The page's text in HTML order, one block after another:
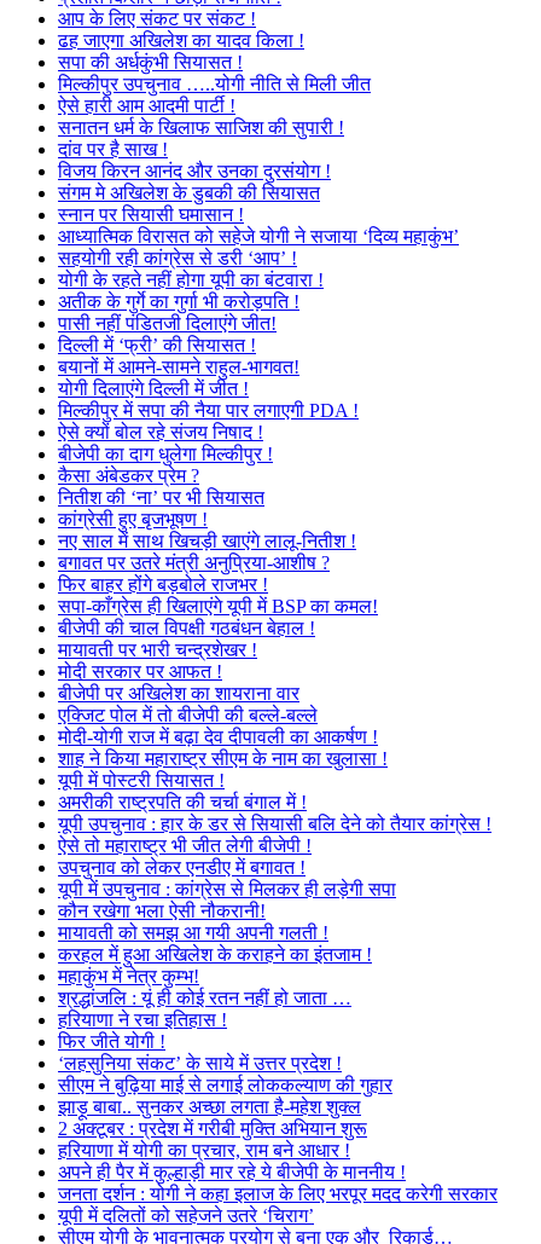
आप के लिए संकट पर संकट !
ढह जाएगा अखिलेश का यादव किला !
सपा की अर्धकुंभी सियासत !
मिल्कीपुर उपचुनाव …..योगी नीति से मिली जीत
ऐसे हारी आम आदमी पार्टी !
सनातन धर्म के खिलाफ साजिश की सुपारी !
दांव पर है साख !
विजय किरन आनंद और उनका दुरसंयोग !
संगम मे अखिलेश के डुबकी की सियासत
स्नान पर सियासी घमासान !
आध्यात्मिक विरासत को सहेजे योगी ने सजाया ‘दिव्य महाकुंभ’
सहयोगी रही कांग्रेस से डरी ‘आप’ !
योगी के रहते नहीं होगा यूपी का बंटवारा !
अतीक के गुर्गे का गुर्गा भी करोड़पति !
पासी नहीं पंडितजी दिलाएंगे जीत!
दिल्ली में ‘फ्री’ की सियासत !
बयानों में आमने-सामने राहुल-भागवत!
योगी दिलाएंगे दिल्ली में जीत !
मिल्कीपुर में सपा की नैया पार लगाएगी PDA !
ऐसे क्यों बोल रहे संजय निषाद !
बीजेपी का दाग धुलेगा मिल्कीपुर !
कैसा अंबेडकर प्रेम ?
नितीश की ‘ना’ पर भी सियासत
कांग्रेसी हुए बृजभूषण !
नए साल में साथ खिचड़ी खाएंगे लालू-नितीश !
बगावत पर उतरे मंत्री अनुप्रिया-आशीष ?
फिर बाहर होंगे बड़बोले राजभर !
सपा-काँग्रेस ही खिलाएंगे यूपी में BSP का कमल!
बीजेपी की चाल विपक्षी गठबंधन बेहाल !
मायावती पर भारी चन्द्रशेखर !
मोदी सरकार पर आफत !
बीजेपी पर अखिलेश का शायराना वार
एक्जिट पोल में तो बीजेपी की बल्ले-बल्ले
मोदी-योगी राज में बढ़ा देव दीपावली का आकर्षण !
शाह ने किया महाराष्ट्र सीएम के नाम का खुलासा !
यूपी में पोस्टरी सियासत !
अमरीकी राष्ट्रपति की चर्चा बंगाल में !
यूपी उपचुनाव : हार के डर से सियासी बलि देने को तैयार कांग्रेस !
ऐसे तो महाराष्ट्र भी जीत लेगी बीजेपी !
उपचुनाव को लेकर एनडीए में बगावत !
यूपी में उपचुनाव : कांग्रेस से मिलकर ही लड़ेगी सपा
कौन रखेगा भला ऐसी नौकरानी!
मायावती को समझ आ गयी अपनी गलती !
करहल में हुआ अखिलेश के कराहने का इंतजाम !
महाकुंभ में नेत्र कुम्भ!
श्रद्धांजलि : यूं ही कोई रतन नहीं हो जाता …
हरियाणा ने रचा इतिहास !
फिर जीते योगी !
‘लहसुनिया संकट’ के साये में उत्तर प्रदेश !
सीएम ने बुढ़िया माई से लगाई लोककल्याण की गुहार
झाड़ू बाबा.. सुनकर अच्छा लगता है-महेश शुक्ल
2 अक्टूबर : प्रदेश में गरीबी मुक्ति अभियान शुरू
हरियाणा में योगी का प्रचार, राम बने आधार !
अपने ही पैर में कुल्हाड़ी मार रहे ये बीजेपी के माननीय !
जनता दर्शन : योगी ने कहा इलाज के लिए भरपूर मदद करेगी सरकार
यूपी में दलितों को सहेजने उतरे ‘चिराग’
सीएम योगी के भावनात्मक प्रयोग से बना एक और रिकार्ड…